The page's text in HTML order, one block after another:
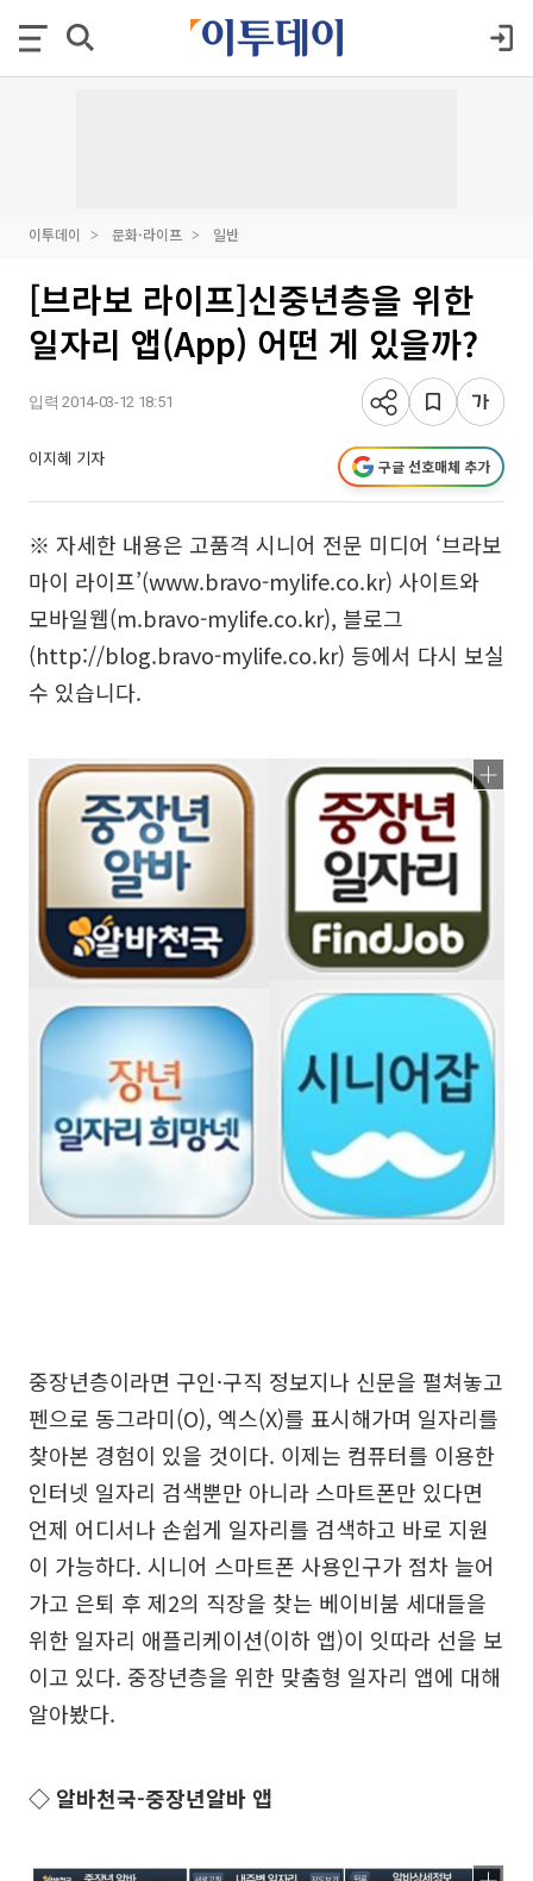
이투데이 문화·라이프 일반
[브라보 라이프]신중년층을 위한
일자리 앱(App) 어떤 게 있을까?
입력 2014-03-12 18:51
이지혜 기자 구글 선호매체 추가
※ 자세한 내용은 고품격 시니어 전문 미디어 ‘브라보
마이 라이프’(www.bravo-mylife.co.kr) 사이트와
모바일웹(m.bravo-mylife.co.kr), 블로그
(http://blog.bravo-mylife.co.kr) 등에서 다시 보실
수 있습니다.
중장년층이라면 구인·구직 정보지나 신문을 펼쳐놓고
펜으로 동그라미(O), 엑스(X)를 표시해가며 일자리를
찾아본 경험이 있을 것이다. 이제는 컴퓨터를 이용한
인터넷 일자리 검색뿐만 아니라 스마트폰만 있다면
언제 어디서나 손쉽게 일자리를 검색하고 바로 지원
이 가능하다. 시니어 스마트폰 사용인구가 점차 늘어
가고 은퇴 후 제2의 직장을 찾는 베이비붐 세대들을
위한 일자리 애플리케이션(이하 앱)이 잇따라 선을 보
이고 있다. 중장년층을 위한 맞춤형 일자리 앱에 대해
알아봤다.
◇ 알바천국-중장년알바 앱